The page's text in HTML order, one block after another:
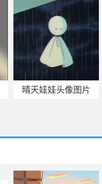
晴天娃娃头像图片